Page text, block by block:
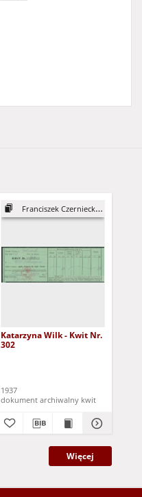
Franciszek Czerniecki, syn Józefa
Katarzyna Wilk - Kwit Nr.
302
1937
dokument archiwalny kwit
Więcej